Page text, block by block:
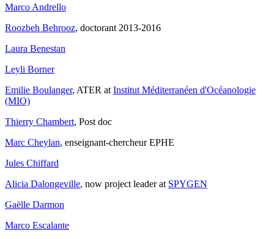
Marco Andrello
Roozbeh Behrooz, doctorant 2013-2016
Laura Benestan
Leyli Borner
Emilie Boulanger, ATER at Institut Méditerranéen d'Océanologie
(MIO)
Thierry Chambert, Post doc
Marc Cheylan, enseignant-chercheur EPHE
Jules Chiffard
Alicia Dalongeville, now project leader at SPYGEN
Gaëlle Darmon
Marco Escalante